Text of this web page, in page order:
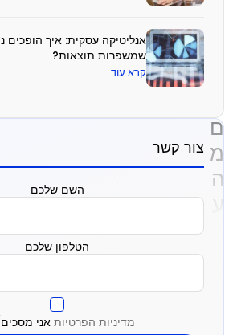
ם
מ
ה
אנליטיקה עסקית: איך הופכים
שמשפרות תוצאות?
קרא עוד
צור קשר
השם שלכם
הטלפון שלכם
מדיניות הפרטיותאני